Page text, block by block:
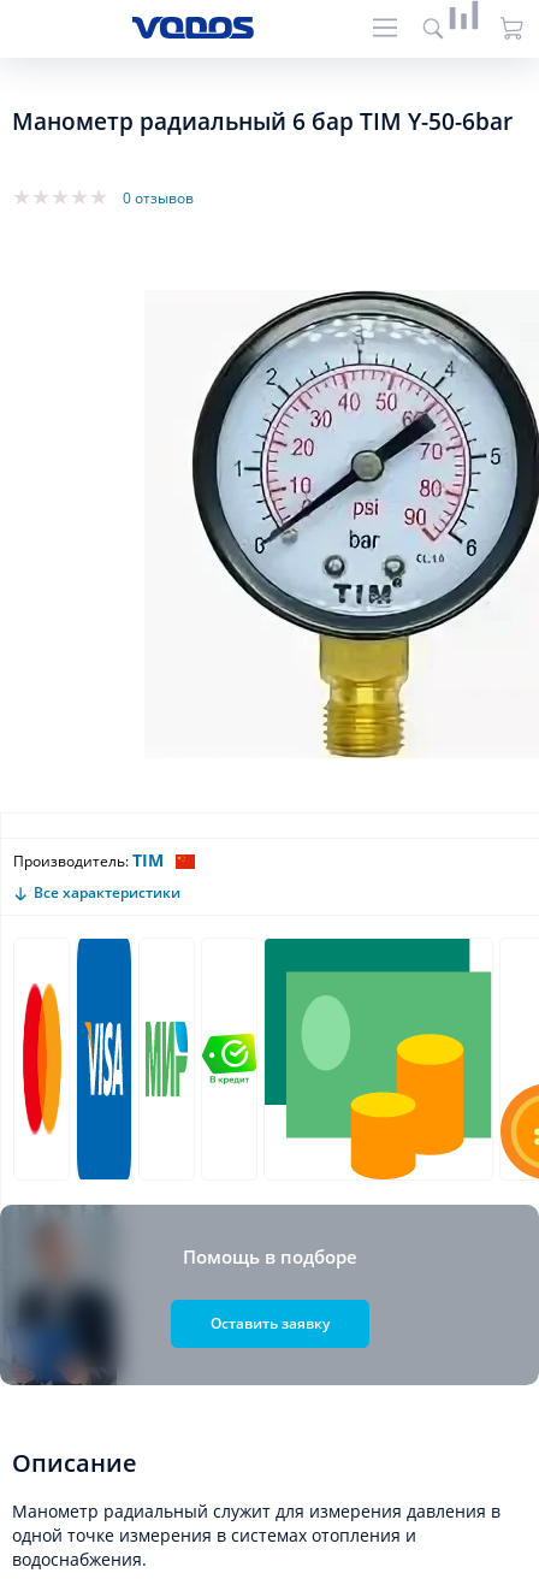
Манометр радиальный 6 бар TIM Y-50-6bar
0 отзывов
Производитель:TIM
Все характеристики
Помощь в подборе
Оставить заявку
Описание
Манометр радиальный служит для измерения давления в
одной точке измерения в системах отопления и
водоснабжения.